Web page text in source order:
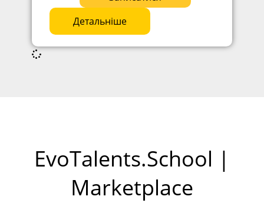
Детальніше
EvoTalents.School |
Marketplace